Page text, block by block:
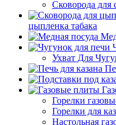
Сковорода для
цыпленка табака
Ухват Для
Горелки
Горелки для
Настольная